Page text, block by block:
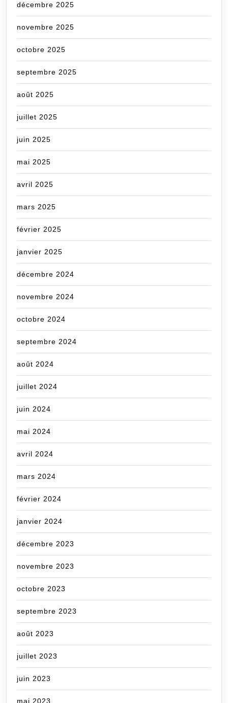
décembre 2025
novembre 2025
octobre 2025
septembre 2025
août 2025
juillet 2025
juin 2025
mai 2025
avril 2025
mars 2025
février 2025
janvier 2025
décembre 2024
novembre 2024
octobre 2024
septembre 2024
août 2024
juillet 2024
juin 2024
mai 2024
avril 2024
mars 2024
février 2024
janvier 2024
décembre 2023
novembre 2023
octobre 2023
septembre 2023
août 2023
juillet 2023
juin 2023
mai 2023